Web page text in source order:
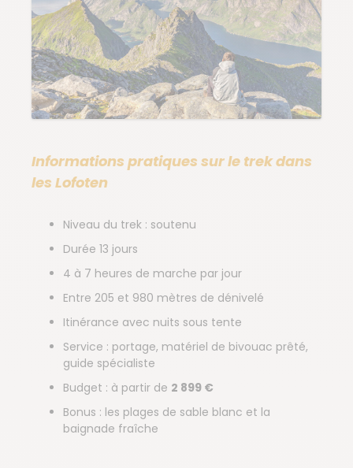
Informations pratiques sur le trek dans
les Lofoten
Niveau du trek : soutenu
Durée 13 jours
4 à 7 heures de marche par jour
Entre 205 et 980 mètres de dénivelé
Itinérance avec nuits sous tente
Service : portage, matériel de bivouac prêté,
guide spécialiste
Budget : à partir de 2 899 €
Bonus : les plages de sable blanc et la
baignade fraîche